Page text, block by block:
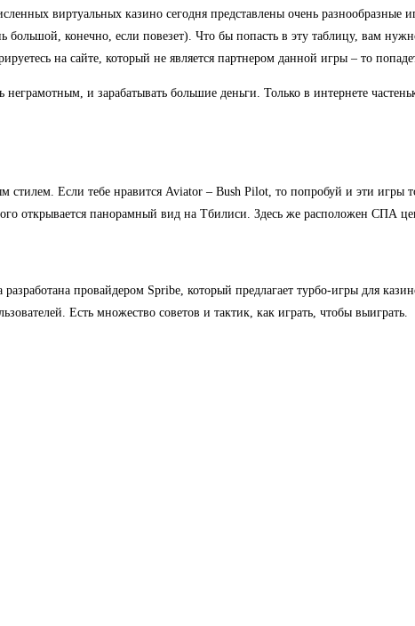
виртуальных казино сегодня представлены очень разнообразные
конечно, если повезет). Что бы попасть в эту таблицу, вам
на сайте, который не является партнером данной игры – то
и зарабатывать большие деньги. Только в интернете
Если тебе нравится Aviator – Bush Pilot, то попробуй и эти игры
открывается панорамный вид на Тбилиси. Здесь же расположен СПА
провайдером Spribe, который предлагает турбо-игры для
Есть множество советов и тактик, как играть, чтобы выиграть.